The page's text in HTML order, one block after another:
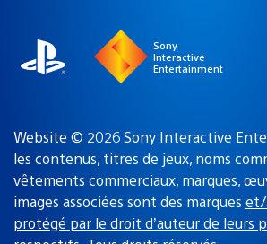
Sony
Interactive
Entertainment
Website © 2026 Sony Interactive
les contenus, titres de jeux, noms
vêtements commerciaux, marques,
images associées sont des marques et/
protégé par le droit d’auteur de leurs